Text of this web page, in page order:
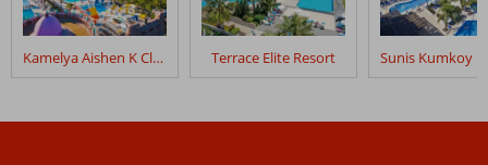
verblijf
Side
Kamelya Aishen K Club Terrace Elite Resort